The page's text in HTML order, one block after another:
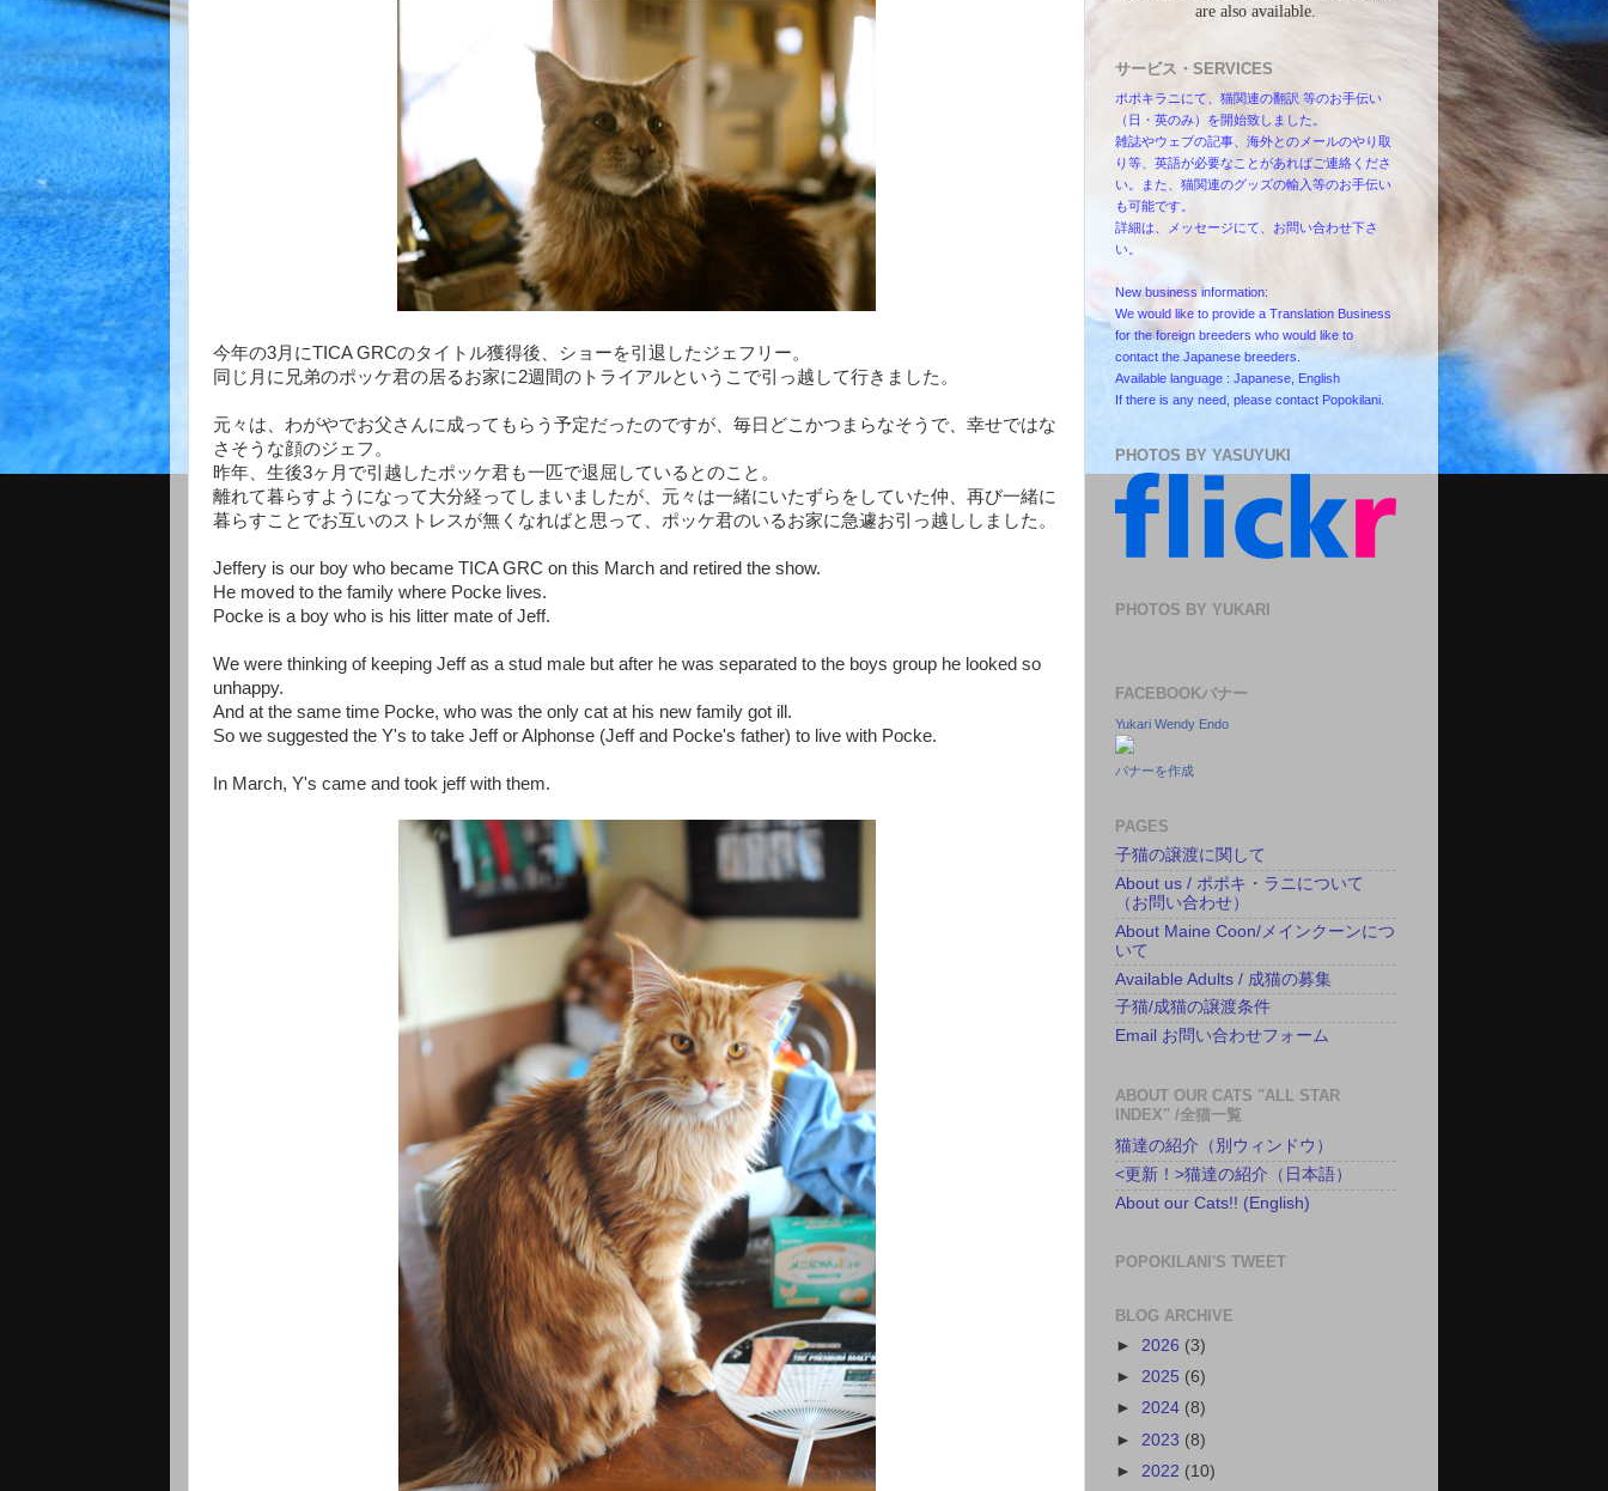
今年の3月にTICA GRCのタイトル獲得後、ショーを引退したジェフリー。
同じ月に兄弟のポッケ君の居るお家に2週間のトライアルというこで引っ越して行きました。
元々は、わがやでお父さんに成ってもらう予定だったのですが、毎日どこかつまらなそうで、幸せではな
さそうな顔のジェフ。
昨年、生後3ヶ月で引越したポッケ君も一匹で退屈しているとのこと。
離れて暮らすようになって大分経ってしまいましたが、元々は一緒にいたずらをしていた仲、再び一緒に
暮らすことでお互いのストレスが無くなればと思って、ポッケ君のいるお家に急遽お引っ越ししました。
Jeffery is our boy who became TICA GRC on this March and retired the show.
He moved to the family where Pocke lives.
Pocke is a boy who is his litter mate of Jeff.
We were thinking of keeping Jeff as a stud male but after he was separated to the boys group he looked so
unhappy.
And at the same time Pocke, who was the only cat at his new family got ill.
So we suggested the Y's to take Jeff or Alphonse (Jeff and Pocke's father) to live with Pocke.
In March, Y's came and took jeff with them.
are also available.
サービス・SERVICES
ポポキラニにて、猫関連の翻訳 等のお手伝い
（日・英のみ）を開始致しました。
雑誌やウェブの記事、海外とのメールのやり取
り等、英語が必要なことがあればご連絡くださ
い。また、猫関連のグッズの輸入等のお手伝い
も可能です。
詳細は、メッセージにて、お問い合わせ下さ
い。
New business information:
We would like to provide a Translation Business
for the foreign breeders who would like to
contact the Japanese breeders.
Available language : Japanese, English
If there is any need, please contact Popokilani.
PHOTOS BY YASUYUKI
PHOTOS BY YUKARI
FACEBOOKバナー
Yukari Wendy Endo
バナーを作成
PAGES
子猫の譲渡に関して
About us / ポポキ・ラニについて
（お問い合わせ）
About Maine Coon/メインクーンにつ
いて
Available Adults / 成猫の募集
子猫/成猫の譲渡条件
Email お問い合わせフォーム
ABOUT OUR CATS "ALL STAR
INDEX" /全猫一覧
猫達の紹介（別ウィンドウ）
<更新！>猫達の紹介（日本語）
About our Cats!! (English)
POPOKILANI'S TWEET
BLOG ARCHIVE
► 2026 (3)
► 2025 (6)
► 2024 (8)
► 2023 (8)
► 2022 (10)